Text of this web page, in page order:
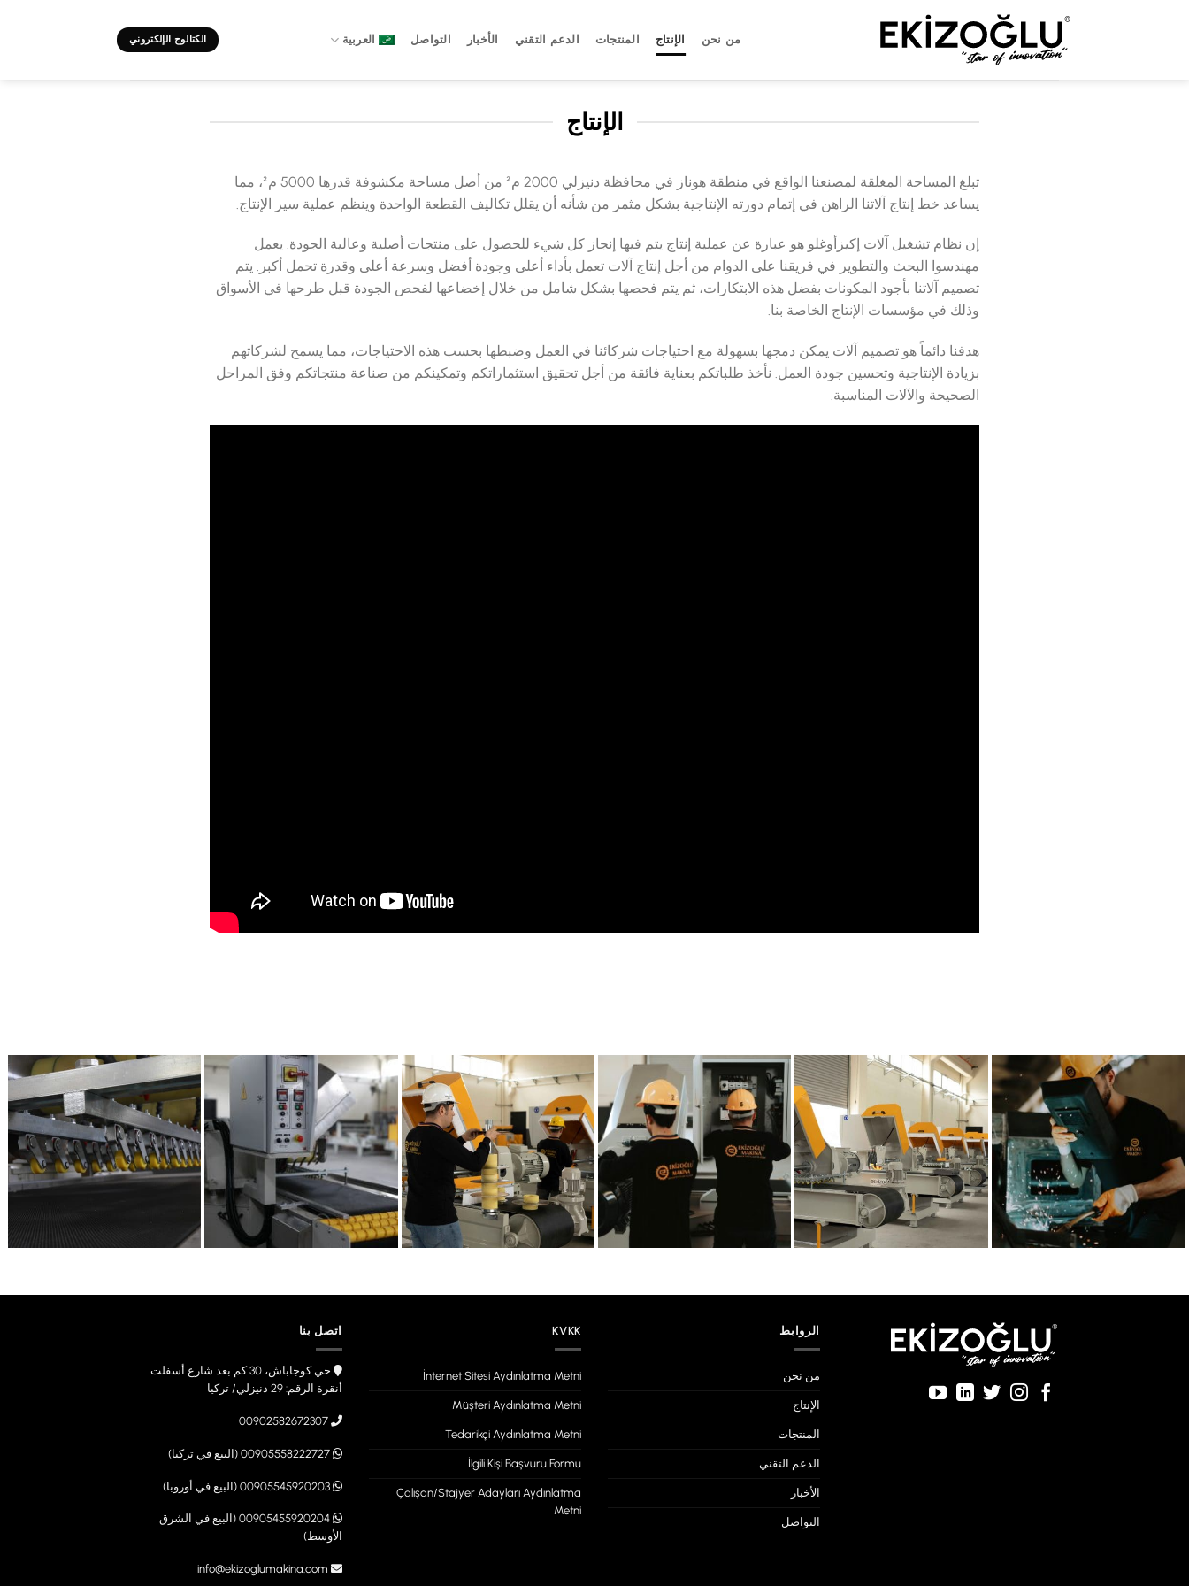
من نحن الإنتاج المنتجات الدعم التقني الأخبار التواصل العربية الكتالوج الإلكتروني
الإنتاج
تبلغ المساحة المغلقة لمصنعنا الواقع في منطقة هوناز في محافظة دنيزلي 2000 م² من أصل مساحة مكشوفة قدرها 5000 م²، مما
يساعد خط إنتاج آلاتنا الراهن في إتمام دورته الإنتاجية بشكل مثمر من شأنه أن يقلل تكاليف القطعة الواحدة وينظم عملية سير الإنتاج.
إن نظام تشغيل آلات إكيزأوغلو هو عبارة عن عملية إنتاج يتم فيها إنجاز كل شيء للحصول على منتجات أصلية وعالية الجودة. يعمل
مهندسوا البحث والتطوير في فريقنا على الدوام من أجل إنتاج آلات تعمل بأداء أعلى وجودة أفضل وسرعة أعلى وقدرة تحمل أكبر. يتم
تصميم آلاتنا بأجود المكونات بفضل هذه الابتكارات، ثم يتم فحصها بشكل شامل من خلال إخضاعها لفحص الجودة قبل طرحها في الأسواق
وذلك في مؤسسات الإنتاج الخاصة بنا.
هدفنا دائماً هو تصميم آلات يمكن دمجها بسهولة مع احتياجات شركائنا في العمل وضبطها بحسب هذه الاحتياجات، مما يسمح لشركاتهم
بزيادة الإنتاجية وتحسين جودة العمل. نأخذ طلباتكم بعناية فائقة من أجل تحقيق استثماراتكم وتمكينكم من صناعة منتجاتكم وفق المراحل
الصحيحة والآلات المناسبة.
الروابط
من نحن
الإنتاج
المنتجات
الدعم التقني
الأخبار
التواصل
KVKK
İnternet Sitesi Aydınlatma Metni
Müşteri Aydınlatma Metni
Tedarikçi Aydınlatma Metni
İlgili Kişi Başvuru Formu
Çalışan/Stajyer Adayları Aydınlatma
Metni
اتصل بنا
حي كوجاباش، 30 كم بعد شارع أسفلت
أنقرة الرقم: 29 دنيزلي/ تركيا
00905455920204 (البيع في الشرق
الأوسط)
info@ekizoglumakina.com